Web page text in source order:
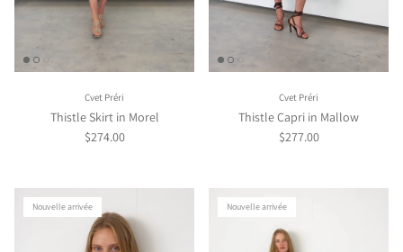
Cvet Préri
Thistle Skirt in Morel
$274.00
Cvet Préri
Thistle Capri in Mallow
$277.00
Nouvelle arrivée Nouvelle arrivée